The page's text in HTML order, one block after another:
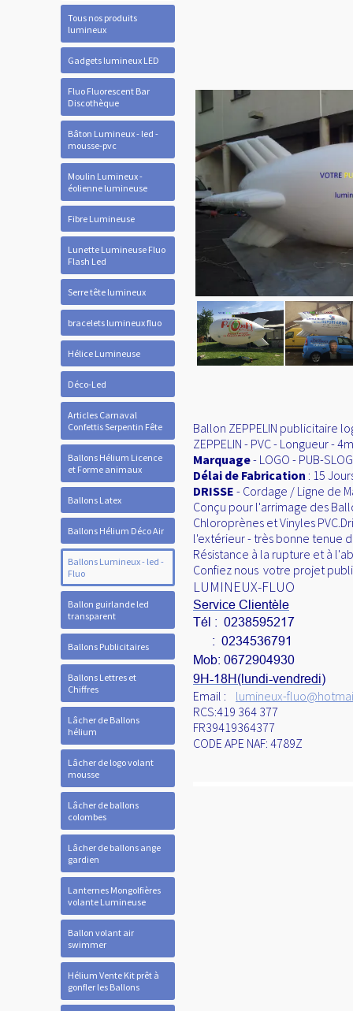
Tous nos produits
lumineux
Gadgets lumineux LED
Fluo Fluorescent Bar
Discothèque
Bâton Lumineux - led -
mousse-pvc
Moulin Lumineux -
éolienne lumineuse
Fibre Lumineuse
Lunette Lumineuse Fluo
Flash Led
Serre tête lumineux
bracelets lumineux fluo
Hélice Lumineuse
Déco-Led
Articles Carnaval
Confettis Serpentin Fête
Ballons Hélium Licence
et Forme animaux
Ballons Latex
Ballons Hélium Déco Air
Ballons Lumineux - led -
Fluo
Ballon guirlande led
transparent
Ballons Publicitaires
Ballons Lettres et
Chiffres
Lâcher de Ballons
hélium
Lâcher de logo volant
mousse
Lâcher de ballons
colombes
Lâcher de ballons ange
gardien
Lanternes Mongolfières
volante Lumineuse
Ballon volant air
swimmer
Hélium Vente Kit prêt à
gonfler les Ballons
Ballon ZEPPELIN publicitaire
ZEPPELIN - PVC - Longueur -
Marquage- LOGO - PUB-
Délai de Fabrication : 15
DRISSE - Cordage / Ligne de
Conçu pour l'arrimage des
Chloroprènes et Vinyles
l'extérieur - très bonne tenue
Résistance à la rupture et à
Confiez nous votre projet
LUMINEUX-FLUO
Service Clientèle
Tél : 0238595217
: 0234536791
Mob: 0672904930
9H-18H(lundi-vendredi)
Email : lumineux-
RCS:419 364 377
FR39419364377
CODE APE NAF: 4789Z